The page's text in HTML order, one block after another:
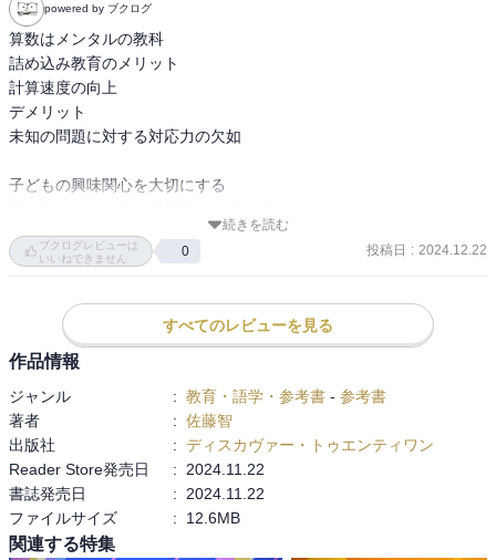
た、中学受験を突破できる必勝法が書かれているわけでもないので
す。
「こうすれば楽しく算数を学べるかも」「あれ? 算数って意外とおも
しろい」と見る目が変わる一冊になっています。
長い目で見て、算数（中学校からは数学）と付き合っていくため
に。
うにと願って書きました。
【2024年11月30日(土) までにご購入いただいた方限定】
2024年12月2日(月)15時までにお申し込みいただくと、SAPIXプロ講
師が作成した「楽しみながらできる算数力を伸ばす問題」（対象年
齢：未就学児～小学3年生程度）をお送りいたします。
ださい。
トップ ＞ 最新情報 ＞ イベント・キャンペーン ＞ 『SAPIXだから知
っている算数のできる子が家でやっていること』早期購入特典のご
案内
【目次】
はじめに
powered by ブクログ
算数はメンタルの教科
詰め込み教育のメリット
計算速度の向上
デメリット
未知の問題に対する対応力の欠如
子どもの興味関心を大切にする
集中できるものをやらせて宿題などへの集中力を持たせる
算数と受験算数の違い
受験算数、決められた時間で回答する
続きを読む
ブクログレビューは
いいねできません
0 投稿日 : 2024.12.22
すべてのレビューを見る
作品情報
ジャンル : 教育・語学・参考書 - 参考書
著者
: 佐藤智
出版社
: ディスカヴァー・トゥエンティワン
Reader Store発売日
:
2024.11.22
書誌発売日
:
2024.11.22
ファイルサイズ
: 12.6MB
関連する特集